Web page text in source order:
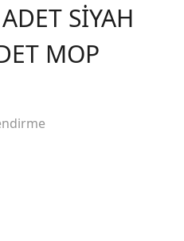
SİYAH
MOP